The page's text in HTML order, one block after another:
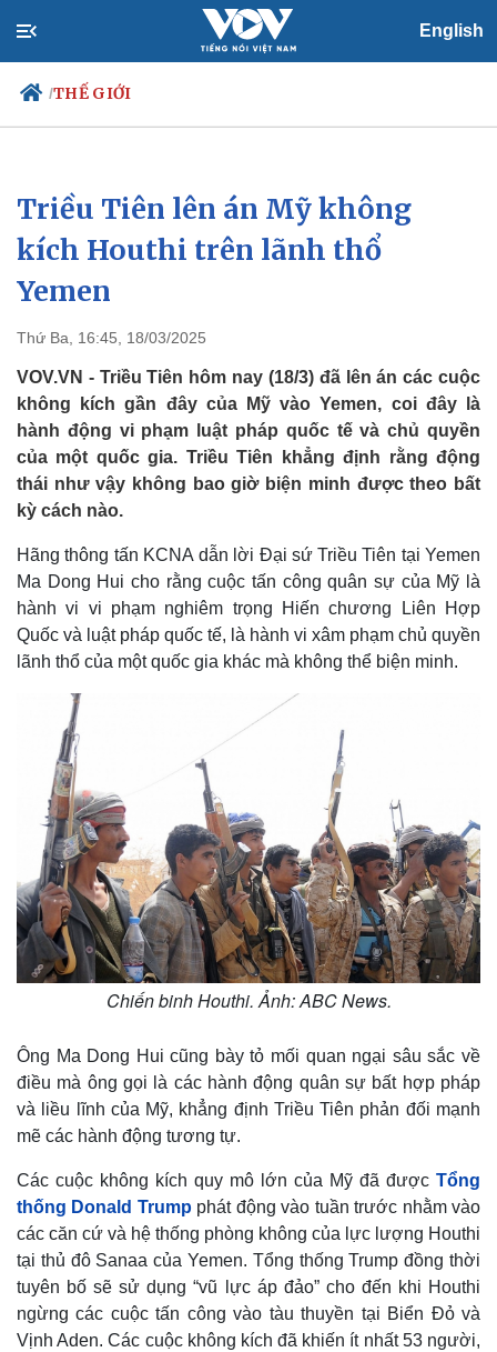
English
/THẾ GIỚI
Chính trị
Đảng
Tổ chức nhân sự
Quốc hội
Xã hội
Tin 24h
Dự báo thời tiết
Triều Tiên lên án Mỹ không
kích Houthi trên lãnh thổ
Yemen
Thứ Ba, 16:45, 18/03/2025
VOV.VN - Triều Tiên hôm nay (18/3) đã lên án các cuộc
không kích gần đây của Mỹ vào Yemen, coi đây là
hành động vi phạm luật pháp quốc tế và chủ quyền
của một quốc gia. Triều Tiên khẳng định rằng động
thái như vậy không bao giờ biện minh được theo bất
kỳ cách nào.
Hãng thông tấn KCNA dẫn lời Đại sứ Triều Tiên tại Yemen
Ma Dong Hui cho rằng cuộc tấn công quân sự của Mỹ là
hành vi vi phạm nghiêm trọng Hiến chương Liên Hợp
Quốc và luật pháp quốc tế, là hành vi xâm phạm chủ quyền
lãnh thổ của một quốc gia khác mà không thể biện minh.
Chiến binh Houthi. Ảnh: ABC News.
Ông Ma Dong Hui cũng bày tỏ mối quan ngại sâu sắc về
điều mà ông gọi là các hành động quân sự bất hợp pháp
và liều lĩnh của Mỹ, khẳng định Triều Tiên phản đối mạnh
mẽ các hành động tương tự.
Các cuộc không kích quy mô lớn của Mỹ đã được Tổng
thống Donald Trumpphát động vào tuần trước nhằm vào
các căn cứ và hệ thống phòng không của lực lượng Houthi
tại thủ đô Sanaa của Yemen. Tổng thống Trump đồng thời
tuyên bố sẽ sử dụng “vũ lực áp đảo” cho đến khi Houthi
ngừng các cuộc tấn công vào tàu thuyền tại Biển Đỏ và
Vịnh Aden. Các cuộc không kích đã khiến ít nhất 53 người,